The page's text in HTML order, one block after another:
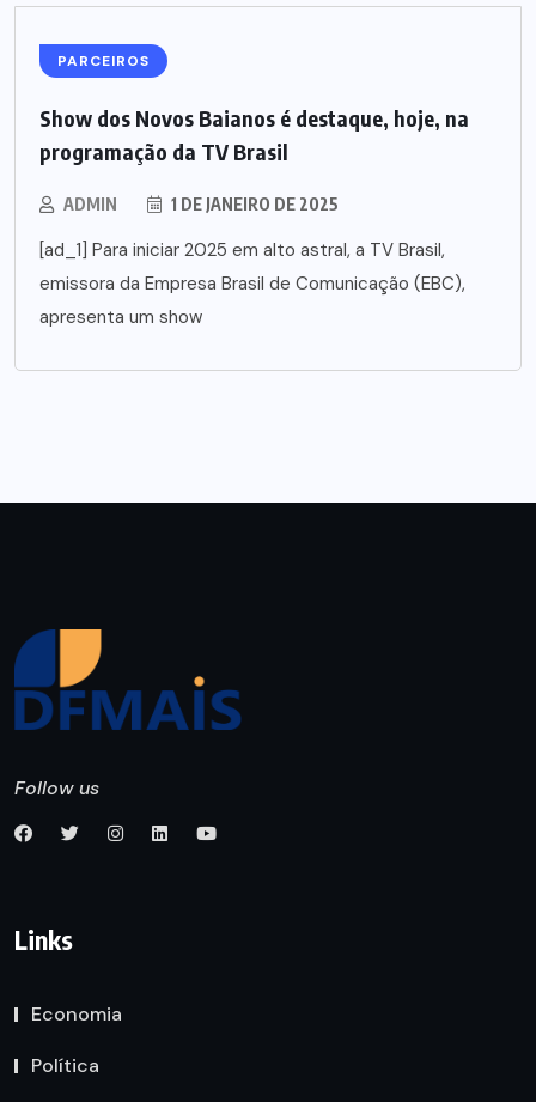
PARCEIROS
Show dos Novos Baianos é destaque, hoje, na
programação da TV Brasil
ADMIN 1 DE JANEIRO DE 2025
[ad_1] Para iniciar 2025 em alto astral, a TV Brasil,
emissora da Empresa Brasil de Comunicação (EBC),
apresenta um show
Follow us
Links
Economia
Política